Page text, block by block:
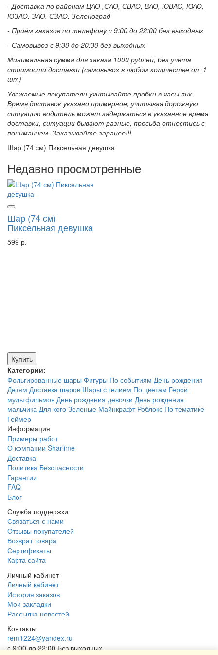
- Доставка по районам ЦАО ,САО, СВАО, ВАО, ЮВАО, ЮАО,
ЮЗАО, ЗАО, СЗАО, Зеленоград
- Приём заказов по телефону с 9:00 до 22:00 без выходных
- Самовывоз с 9:30 до 20:30 без выходных
Минимальная сумма для заказа 1000 рублей, без учёта
стоимости доставки (самовывоз в любом количестве от 1
шт)
Уважаемые покупатели учитывайте пробки в часы пик.
Время доставок указано примерное, учитывая дорожную
ситуацию водитель может задержаться в указанное время
доставки, ситуации бывают разные, просьба отнестись с
пониманием. Заказывайте заранее!!!
Шар (74 см) Пиксельная девушка
Недавно просмотренные
Шар (74 см)
Пиксельная девушка
599 р.
Купить
Категории:
Фольгированные шары Фигуры По событиям День рождения
Детям Доставка шаров Шары с гелием По цветам Герои
мультфильмов День рождения девочки День рождения
мальчика Для кого Зеленые Майнкрафт Роблокс По тематике
Геймер
Информация
Примеры работ
О компании Sharlime
Доставка
Политика Безопасности
Гарантии
FAQ
Блог
Служба поддержки
Связаться с нами
Отзывы покупателей
Возврат товара
Сертификаты
Карта сайта
Личный кабинет
Личный кабинет
История заказов
Мои закладки
Рассылка новостей
Контакты
rem1224@yandex.ru
с 9:00 до 22:00 Без выходных